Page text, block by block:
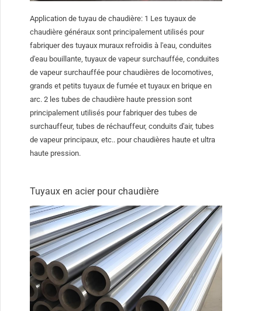
Application de tuyau de chaudière: 1 Les tuyaux de
chaudière généraux sont principalement utilisés pour
fabriquer des tuyaux muraux refroidis à l'eau, conduites
d'eau bouillante, tuyaux de vapeur surchauffée, conduites
de vapeur surchauffée pour chaudières de locomotives,
grands et petits tuyaux de fumée et tuyaux en brique en
arc. 2 les tubes de chaudière haute pression sont
principalement utilisés pour fabriquer des tubes de
surchauffeur, tubes de réchauffeur, conduits d'air, tubes
de vapeur principaux, etc.. pour chaudières haute et ultra
haute pression.
Tuyaux en acier pour chaudière